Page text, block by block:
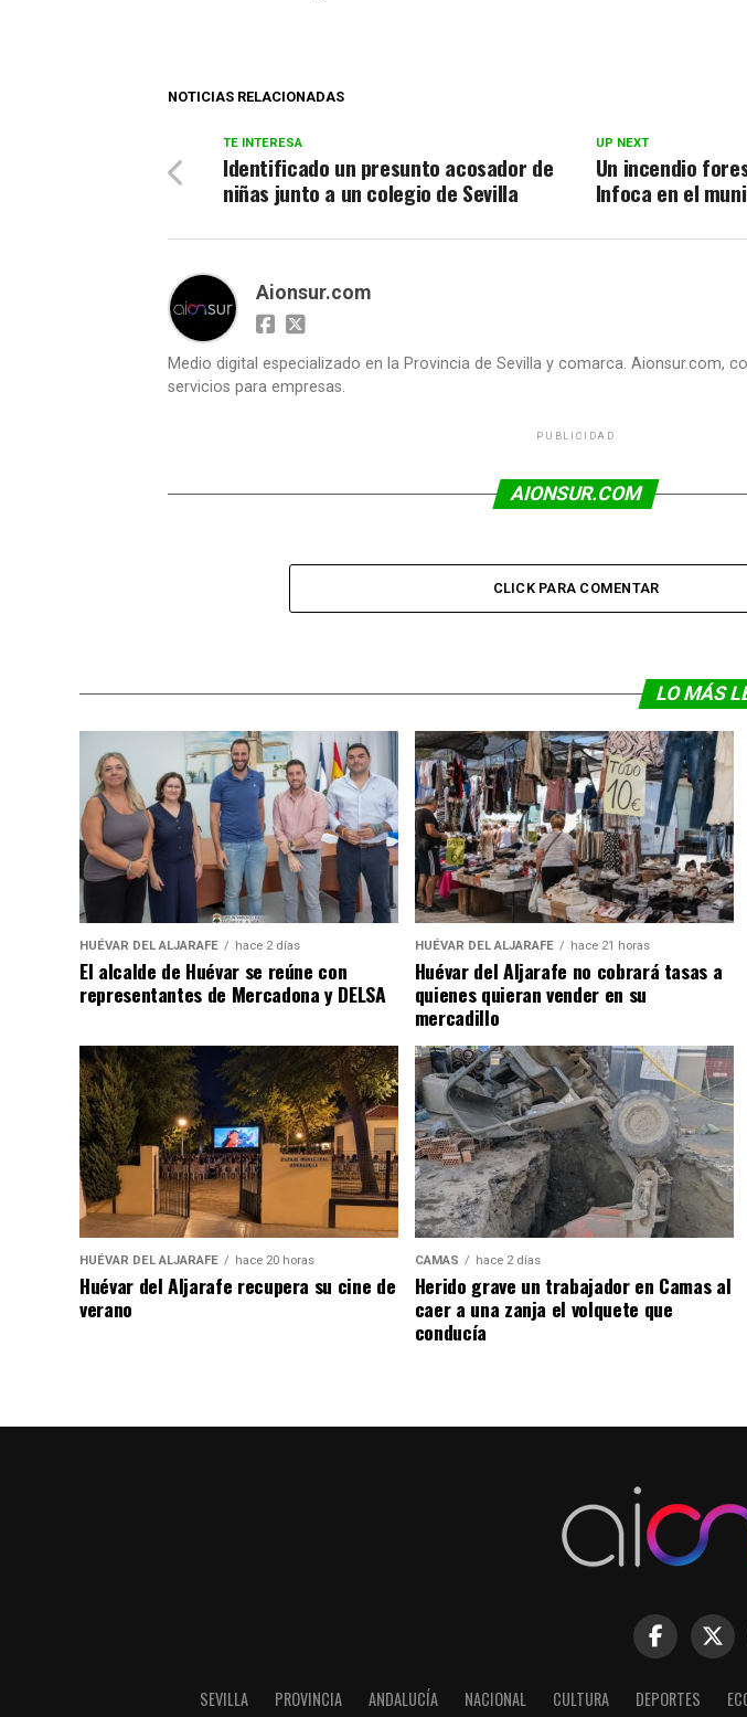
NOTICIAS RELACIONADAS
UP NEXT
Un incendio
Infoca en el
TE INTERESA
Identificado un presunto acosador de
niñas junto a un colegio de Sevilla
Aionsur.com
Medio digital especializado en la Provincia de Sevilla y comarca. Aionsur.com,
servicios para empresas.
PUBLICIDAD
AIONSUR.COM
CLICK PARA COMENTAR
LO MÁS
HUÉVAR DEL ALJARAFE hace 2 días
El alcalde de Huévar se reúne con
representantes de Mercadona y DELSA
HUÉVAR DEL ALJARAFE hace 21 horas
Huévar del Aljarafe no cobrará tasas a
quienes quieran vender en su
mercadillo
HUÉVAR DEL ALJARAFE hace 20 horas
Huévar del Aljarafe recupera su cine de
verano
CAMAS hace 2 días
Herido grave un trabajador en Camas al
caer a una zanja el volquete que
conducía
SEVILLA PROVINCIA ANDALUCÍA NACIONAL CULTURA DEPORTES